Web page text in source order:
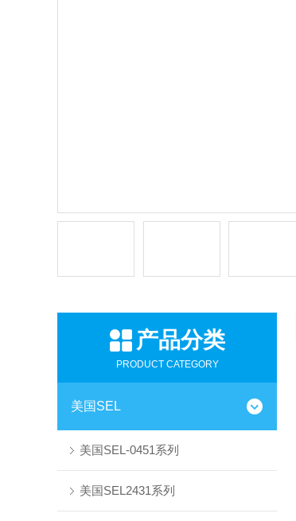
产品分类
PRODUCT CATEGORY
美国SEL
美国SEL-0451系列
美国SEL2431系列